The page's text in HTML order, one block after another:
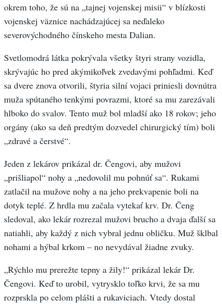
okrem toho, že sú na „tajnej vojenskej misii“ v blízkosti
vojenskej väznice nachádzajúcej sa neďaleko
severovýchodného čínskeho mesta Dalian.
Svetlomodrá látka pokrývala všetky štyri strany vozidla,
skrývajúc ho pred akýmikoľvek zvedavými pohľadmi. Keď
sa dvere znova otvorili, štyria silní vojaci priniesli dovnútra
muža spútaného tenkými povrazmi, ktoré sa mu zarezávali
hlboko do svalov. Tento muž bol mladší ako 18 rokov; jeho
orgány (ako sa deň predtým dozvedel chirurgický tím) boli
„zdravé a čerstvé“.
Jeden z lekárov prikázal dr. Čengovi, aby mužovi
„prišliapol“ nohy a „nedovolil mu pohnúť sa“. Rukami
zatlačil na mužove nohy a na jeho prekvapenie boli na
dotyk teplé. Z hrdla mu začala vytekať krv. Dr. Čeng
sledoval, ako lekár rozrezal mužovi brucho a dvaja ďalší sa
natiahli, aby každý z nich vybral jednu obličku. Muž šklbal
nohami a hýbal krkom – no nevydával žiadne zvuky.
„Rýchlo mu prerežte tepny a žily!“ prikázal lekár Dr.
Čengovi. Keď to urobil, vytrysklo toľko krvi, že sa mu
rozprskla po celom plášti a rukaviciach. Vtedy dostal